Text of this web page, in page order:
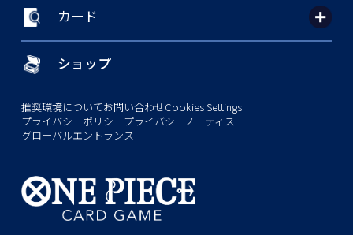
カード
ショップ
推奨環境についてお問い合わせCookies Settings
プライバシーポリシープライバシーノーティス
グローバルエントランス